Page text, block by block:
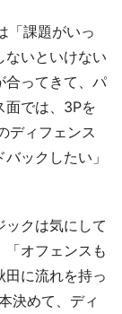
「課題がいっ
ないといけない
合ってきて、パ
面では、3Pを
ディフェンス
ックしたい」
クは気にして
「オフェンスも
田に流れを持っ
決めて、ディ